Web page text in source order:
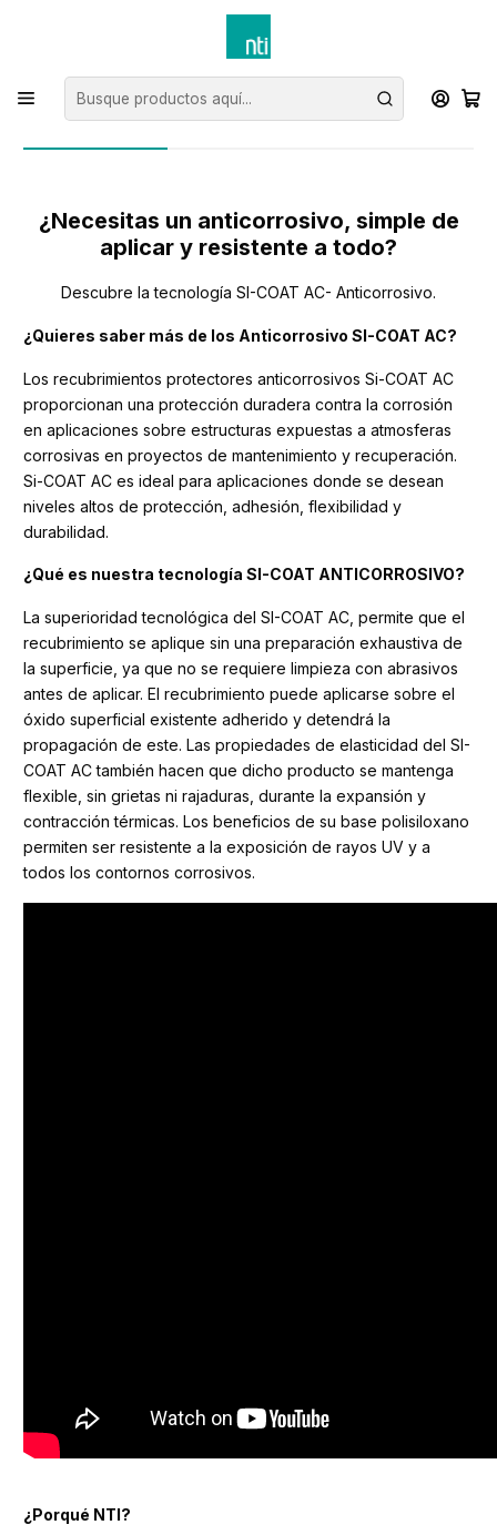
Protégete de la corrosión extrema con nuestros anticorrosivos
Protégete de la corrosión extrema
con nuestros anticorrosivos
¿Necesitas un anticorrosivo, simple de
aplicar y resistente a todo?
Descubre la tecnología SI-COAT AC- Anticorrosivo.
¿Quieres saber más de los Anticorrosivo SI-COAT AC?
Los recubrimientos protectores anticorrosivos Si-COAT AC
proporcionan una protección duradera contra la corrosión
en aplicaciones sobre estructuras expuestas a atmosferas
corrosivas en proyectos de mantenimiento y recuperación.
Si-COAT AC es ideal para aplicaciones donde se desean
niveles altos de protección, adhesión, flexibilidad y
durabilidad.
¿Qué es nuestra tecnología SI-COAT ANTICORROSIVO?
La superioridad tecnológica del SI-COAT AC, permite que el
recubrimiento se aplique sin una preparación exhaustiva de
la superficie, ya que no se requiere limpieza con abrasivos
antes de aplicar. El recubrimiento puede aplicarse sobre el
óxido superficial existente adherido y detendrá la
propagación de este. Las propiedades de elasticidad del SI-
COAT AC también hacen que dicho producto se mantenga
flexible, sin grietas ni rajaduras, durante la expansión y
contracción térmicas. Los beneficios de su base polisiloxano
permiten ser resistente a la exposición de rayos UV y a
todos los contornos corrosivos.
¿Porqué NTI?